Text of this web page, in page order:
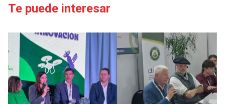
Te puede interesar